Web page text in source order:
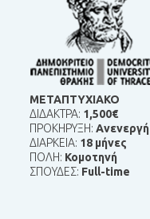
ΜΕΤΑΠΤΥΧΙΑΚΟ
ΔΙΔΑΚΤΡΑ: 1,500€
ΠΡΟΚΗΡΥΞΗ:Ανενεργή
ΔΙΑΡΚΕΙΑ: 18 μήνες
ΠΟΛΗ: Κομοτηνή
ΣΠΟΥΔΕΣ: Full-time